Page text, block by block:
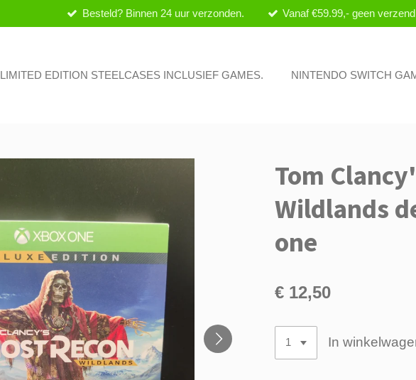
Besteld? Binnen 24 uur verzonden. Vanaf €59.99,- geen
LIMITED EDITION STEELCASES INCLUSIEF GAMES. NINTENDO SWITCH
Tom
Wildlands
one
€ 12,50
In